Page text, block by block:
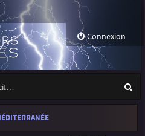
Connexion
Récits et photos d'orages
e